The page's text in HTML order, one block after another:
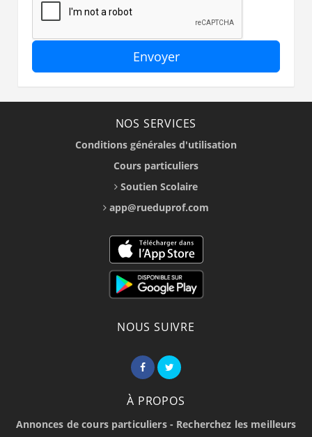
Envoyer
NOS SERVICES
Conditions générales d'utilisation
Cours particuliers
Soutien Scolaire
app@rueduprof.com
NOUS SUIVRE
À PROPOS
Annonces de cours particuliers - Recherchez les meilleurs